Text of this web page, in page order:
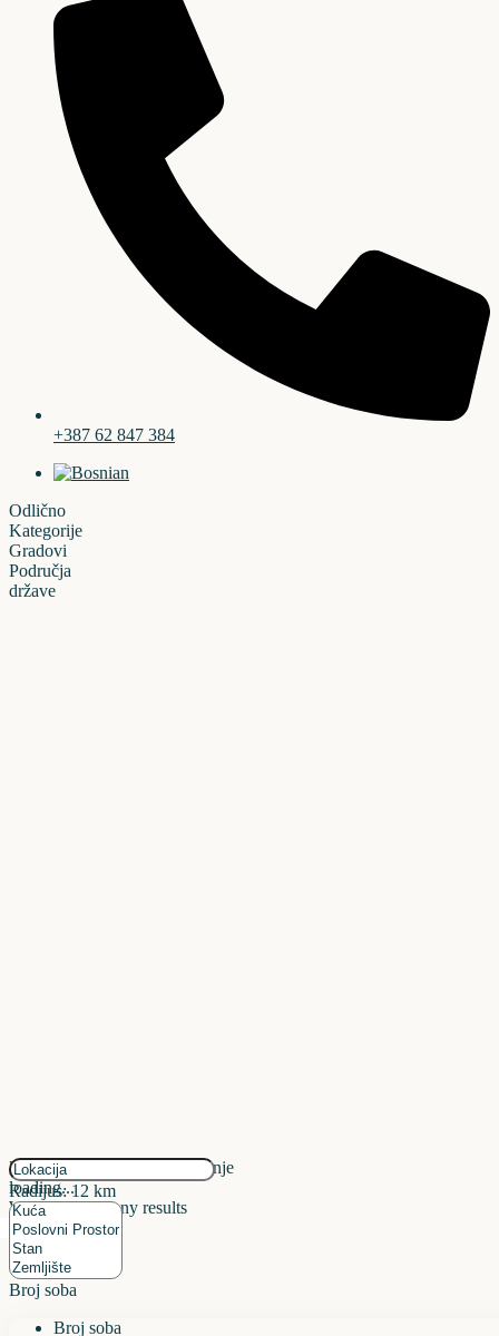
+387 62 847 384
Odlično
Kategorije
Gradovi
Područja
države
kliknite da omogućite zumiranje
loading...
We didn't find any results
Radijus:12 km
Broj soba
Broj soba